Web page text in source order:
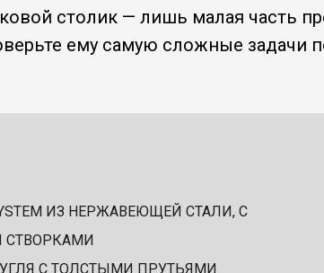
столик — лишь малая часть
ему самую сложные задачи
ИЗ НЕРЖАВЕЮЩЕЙ СТАЛИ, С
С ТОЛСТЫМИ ПРУТЬЯМИ